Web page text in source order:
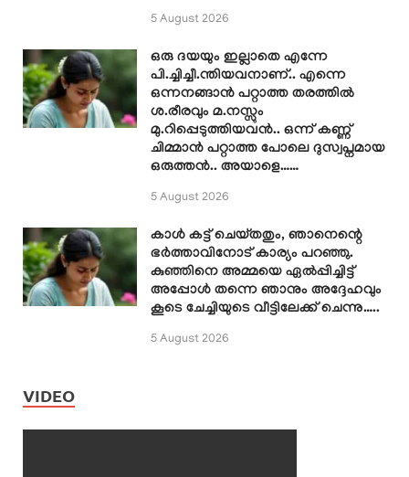
5 August 2026
ഒരു ദയയും ഇല്ലാതെ എന്നേ
പി.ച്ചിച്ചീ.ന്തിയവനാണ്.. എന്നെ
ഒന്നനങ്ങാൻ പറ്റാത്ത തരത്തിൽ
ശ.രീരവും മ.നസ്സും
മു.റിപ്പെടുത്തിയവൻ.. ഒന്ന് കണ്ണ്
ചിമ്മാൻ പറ്റാത്ത പോലെ ദുസ്വപ്നമായ
ഒരുത്തൻ.. അയാളെ……
5 August 2026
കാൾ കട്ട് ചെയ്തതും, ഞാനെന്റെ
ഭർത്താവിനോട് കാര്യം പറഞ്ഞു.
കുഞ്ഞിനെ അമ്മയെ ഏൽപ്പിച്ചിട്ട്
അപ്പോൾ തന്നെ ഞാനും അദ്ദേഹവും
കൂടെ ചേച്ചിയുടെ വീട്ടിലേക്ക് ചെന്നു…..
5 August 2026
VIDEO